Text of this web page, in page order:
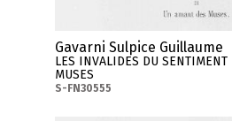
Gavarni Sulpice Guillaume
LES INVALIDES DU SENTIMENT
MUSES
S-FN30555